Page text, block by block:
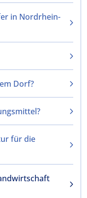
in Nordrhein-
Dorf?
für die